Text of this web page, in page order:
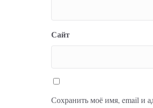
Сайт
Сохранить моё имя, email и